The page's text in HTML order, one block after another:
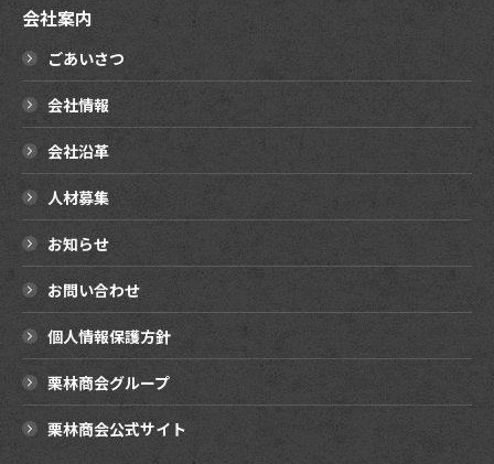
会社案内
ごあいさつ
会社情報
会社沿革
人材募集
お知らせ
お問い合わせ
個人情報保護方針
栗林商会グループ
栗林商会公式サイト